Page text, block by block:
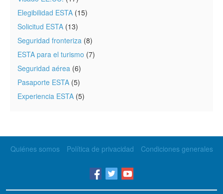
Elegibilidad ESTA (15)
Solicitud ESTA (13)
Seguridad fronteriza (8)
ESTA para el turismo (7)
Seguridad aérea (6)
Pasaporte ESTA (5)
Experiencia ESTA (5)
Quiénes somos Política de privacidad Condiciones generales